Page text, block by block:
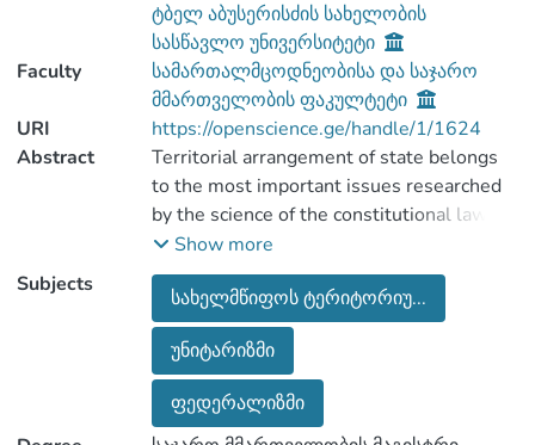
ტბელ აბუსერისძის სახელობის
სასწავლო უნივერსიტეტი
Faculty
სამართალმცოდნეობისა და საჯარო
მმართველობის ფაკულტეტი
URI
https://openscience.ge/handle/1/1624
Abstract
Territorial arrangement of state belongs
to the most important issues researched
by the science of the constitutional law.
Territorial arrangement of state implies
correct demarcation of power between
center and peripheries.
Generally, historically, the unified
centralized state always had priority. After
feudal separation, rapid movement
Show more
Subjects
სახელმწიფოს ტერიტორიუ...
უნიტარიზმი
ფედერალიზმი